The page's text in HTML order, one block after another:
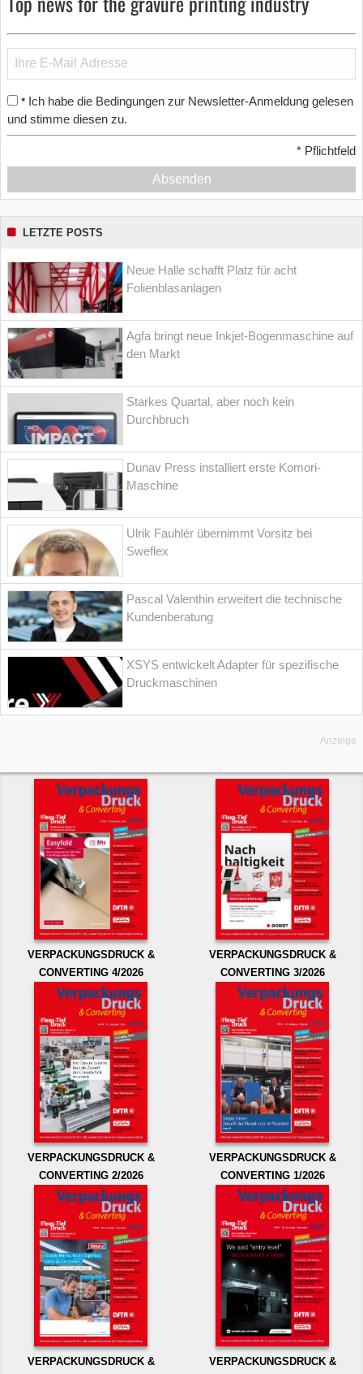
* Ich habe die Bedingungen zur Newsletter-Anmeldung gelesen
und stimme diesen zu.
* Pflichtfeld
Absenden
LETZTE POSTS
Neue Halle schafft Platz für acht
Folienblasanlagen
Agfa bringt neue Inkjet-Bogenmaschine auf
den Markt
Starkes Quartal, aber noch kein
Durchbruch
Dunav Press installiert erste Komori-
Maschine
Ulrik Fauhlér übernimmt Vorsitz bei
Sweflex
Pascal Valenthin erweitert die technische
Kundenberatung
XSYS entwickelt Adapter für spezifische
Druckmaschinen
Anzeige
VERPACKUNGSDRUCK &
CONVERTING 4/2026
VERPACKUNGSDRUCK &
CONVERTING 3/2026
VERPACKUNGSDRUCK &
CONVERTING 2/2026
VERPACKUNGSDRUCK &
CONVERTING 1/2026
VERPACKUNGSDRUCK &
VERPACKUNGSDRUCK &